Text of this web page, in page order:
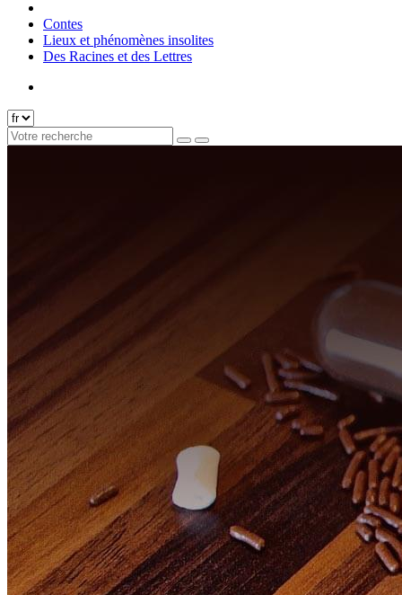
Contes
Lieux et phénomènes insolites
Des Racines et des Lettres